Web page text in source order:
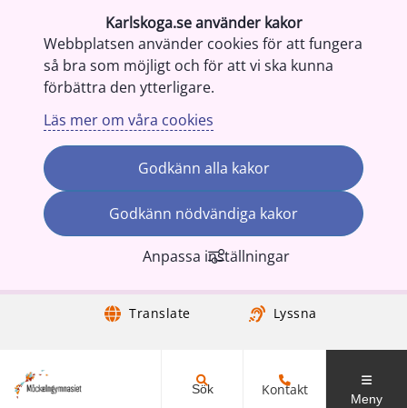
Karlskoga.se använder kakor
Webbplatsen använder cookies för att fungera
så bra som möjligt och för att vi ska kunna
förbättra den ytterligare.
Läs mer om våra cookies
Godkänn alla kakor
Godkänn nödvändiga kakor
Anpassa inställningar
Gå till innehåll Translate Lyssna
Sök Kontakt
Meny